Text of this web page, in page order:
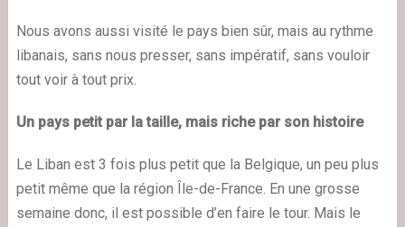
Nous avons aussi visité le pays bien sûr, mais au rythme
libanais, sans nous presser, sans impératif, sans vouloir
tout voir à tout prix.
Un pays petit par la taille, mais riche par son histoire
Le Liban est 3 fois plus petit que la Belgique, un peu plus
petit même que la région Île-de-France. En une grosse
semaine donc, il est possible d’en faire le tour. Mais le